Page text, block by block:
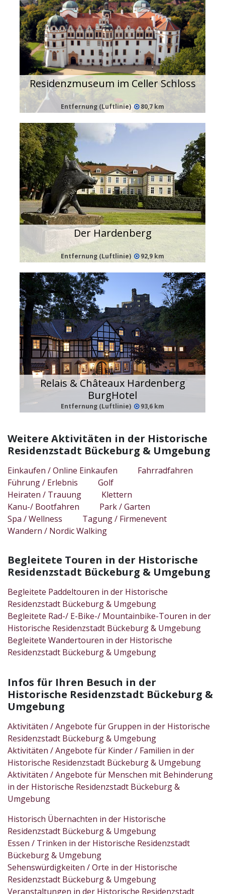
Residenzmuseum im Celler Schloss
Entfernung (Luftlinie) 80,7 km
Der Hardenberg
Entfernung (Luftlinie) 92,9 km
Relais & Châteaux Hardenberg
BurgHotel
Entfernung (Luftlinie) 93,6 km
Weitere Aktivitäten in der Historische
Residenzstadt Bückeburg & Umgebung
Einkaufen / Online Einkaufen
Fahrradfahren
Führung / Erlebnis
Golf
Heiraten / Trauung
Klettern
Kanu-/ Bootfahren
Park / Garten
Spa / Wellness
Tagung / Firmenevent
Wandern / Nordic Walking
Begleitete Touren in der Historische
Residenzstadt Bückeburg & Umgebung
Begleitete Paddeltouren in der Historische
Residenzstadt Bückeburg & Umgebung
Begleitete Rad-/ E-Bike-/ Mountainbike-Touren in der
Historische Residenzstadt Bückeburg & Umgebung
Begleitete Wandertouren in der Historische
Residenzstadt Bückeburg & Umgebung
Infos für Ihren Besuch in der
Historische Residenzstadt Bückeburg &
Umgebung
Aktivitäten / Angebote für Gruppen in der Historische
Residenzstadt Bückeburg & Umgebung
Aktivitäten / Angebote für Kinder / Familien in der
Historische Residenzstadt Bückeburg & Umgebung
Aktivitäten / Angebote für Menschen mit Behinderung
in der Historische Residenzstadt Bückeburg &
Umgebung
Historisch Übernachten in der Historische
Residenzstadt Bückeburg & Umgebung
Essen / Trinken in der Historische Residenzstadt
Bückeburg & Umgebung
Sehenswürdigkeiten / Orte in der Historische
Residenzstadt Bückeburg & Umgebung
Veranstaltungen in der Historische Residenzstadt